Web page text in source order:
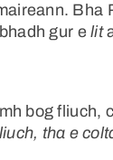
Bha
gur elit
bog fliuch,
tha e